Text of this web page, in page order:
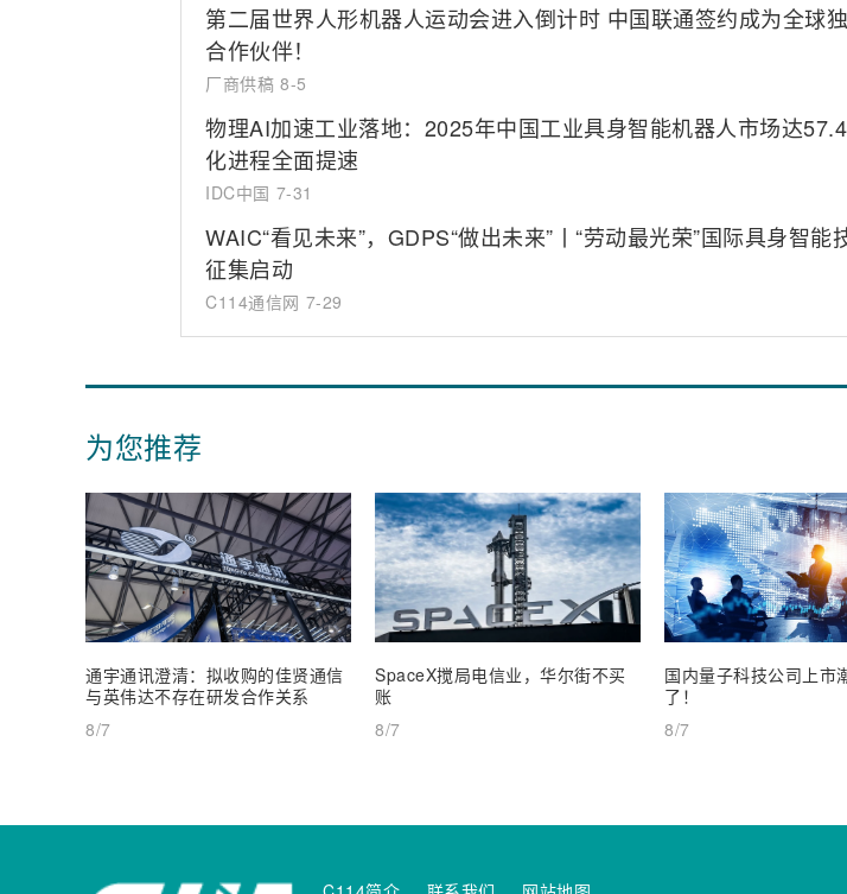
第二届世界人形机器人运动会进入倒计时 中国联通签约成为全球
合作伙伴！
厂商供稿 8-5
物理AI加速工业落地：2025年中国工业具身智能机器人市场达
化进程全面提速
IDC中国 7-31
WAIC“看见未来”，GDPS“做出未来”丨“劳动最光荣”国际具身智能
征集启动
C114通信网 7-29
为您推荐
通宇通讯澄清：拟收购的佳贤通信
与英伟达不存在研发合作关系
8/7
SpaceX搅局电信业，华尔街不买
账
8/7
国内量子科技公司上市
了！
8/7